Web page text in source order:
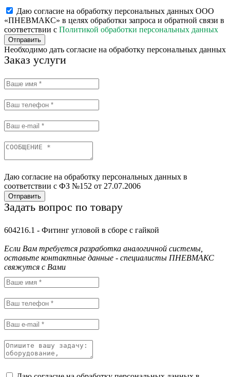
Даю согласие на обработку персональных данных ООО
«ПНЕВМАКС» в целях обработки запроса и обратной связи в
соответствии с Политикой обработки персональных данных
Отправить
Необходимо дать согласие на обработку персональных данных
Заказ услуги
Даю согласие на обработку персональных данных в
соответствии с ФЗ №152 от 27.07.2006
Отправить
Задать вопрос по товару
604216.1 - Фитинг угловой в сборе с гайкой
Если Вам требуется разработка аналогичной системы,
оставьте контактные данные - специалисты ПНЕВМАКС
свяжутся с Вами